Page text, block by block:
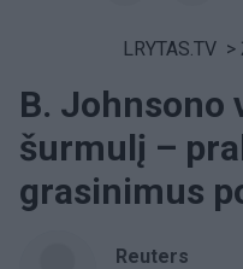
LRYTAS.TV >
B. Johnsono
šurmulį –
grasinimus
Reuters